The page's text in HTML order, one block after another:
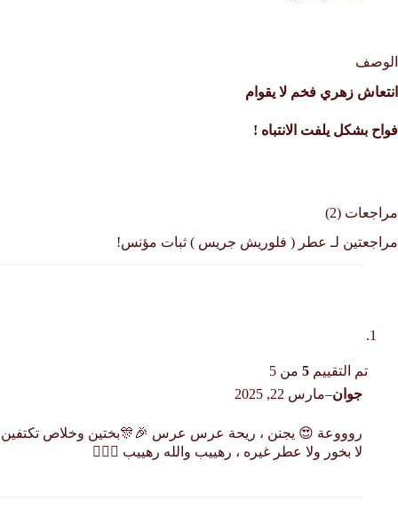
الوصف
انتعاش زهري فخم لا يقوام
فواح بشكل يلفت الانتباه !
مراجعات (2)
مراجعتين لـ عطر ( فلوريش جريس ) ثبات مؤنس!
تم التقييم 5من 5
جوان–مارس 22, 2025
روووعة 😍 يجنن ، ريحة عرس عرس 🎉🎊بختين وخلاص تكتفين
لا بخور ولا عطر غيره ، رهييب والله رهييب 👌🏻🌷